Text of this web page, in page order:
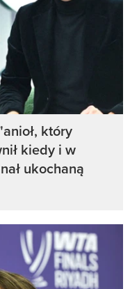
który
kiedy i w
ukochaną